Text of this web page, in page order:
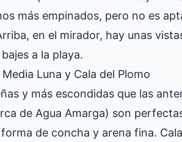
más empinados, pero no es
en el mirador, hay unas
a la playa.
Media Luna y Cala del Plomo
y más escondidas que las
de Agua Amarga) son
de concha y arena fina.